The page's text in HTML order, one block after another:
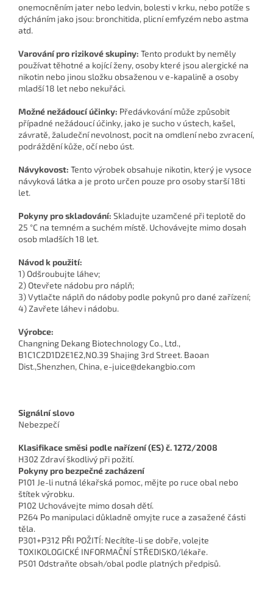
onemocněním jater nebo ledvin, bolesti v krku, nebo potíže s
dýcháním jako jsou: bronchitida, plicní emfyzém nebo astma
atd.
Varování pro rizikové skupiny: Tento produkt by neměly
používat těhotné a kojící ženy, osoby které jsou alergické na
nikotin nebo jinou složku obsaženou v e-kapalině a osoby
mladší 18 let nebo nekuřáci.
Možné nežádoucí účinky: Předávkování může způsobit
případné nežádoucí účinky, jako je sucho v ústech, kašel,
závratě, žaludeční nevolnost, pocit na omdlení nebo zvracení,
podráždění kůže, očí nebo úst.
Návykovost: Tento výrobek obsahuje nikotin, který je vysoce
návyková látka a je proto určen pouze pro osoby starší 18ti
let.
Pokyny pro skladování: Skladujte uzamčené při teplotě do
25 °C na temném a suchém místě. Uchovávejte mimo dosah
osob mladších 18 let.
Návod k použití:
1) Odšroubujte láhev;
2) Otevřete nádobu pro náplň;
3) Vytlačte náplň do nádoby podle pokynů pro dané zařízení;
4) Zavřete láhev i nádobu.
Výrobce:
Changning Dekang Biotechnology Co., Ltd.,
B1C1C2D1D2E1E2,NO.39 Shajing 3rd Street. Baoan
Dist.,Shenzhen, China, e-juice@dekangbio.com
Signální slovo
Nebezpečí
Klasifikace směsi podle nařízení (ES) č. 1272/2008
H302 Zdraví škodlivý při požití.
Pokyny pro bezpečné zacházení
P101 Je-li nutná lékařská pomoc, mějte po ruce obal nebo
štítek výrobku.
P102 Uchovávejte mimo dosah dětí.
P264 Po manipulaci důkladně omyjte ruce a zasažené části
těla.
P301+P312 PŘI POŽITÍ: Necítíte-li se dobře, volejte
TOXIKOLOGICKÉ INFORMAČNÍ STŘEDISKO/lékaře.
P501 Odstraňte obsah/obal podle platných předpisů.